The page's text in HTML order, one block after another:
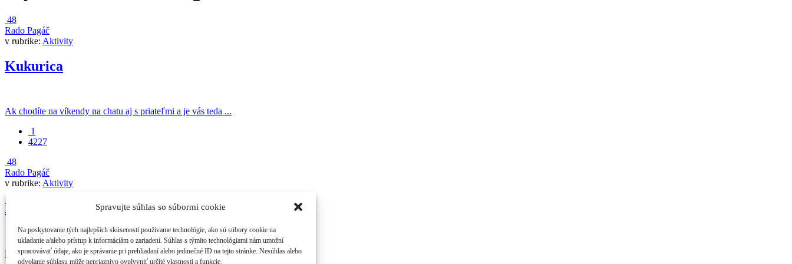
Spravujte súhlas so súbormi cookie
Na poskytovanie tých najlepších skúseností používame technológie, ako sú súbory cookie na
ukladanie a/alebo prístup k informáciám o zariadení. Súhlas s týmito technológiami nám umožní
spracovávať údaje, ako je správanie pri prehliadaní alebo jedinečné ID na tejto stránke. Nesúhlas alebo
odvolanie súhlasu môže nepriaznivo ovplyvniť určité vlastnosti a funkcie.
48
Rado Pagáč
v rubrike: Aktivity
Kukurica
Ak chodíte na víkendy na chatu aj s priateľmi a je vás teda ...
1
4227
48
Rado Pagáč
v rubrike: Aktivity
Hra s mincou
Hru, ktorú vám dnes predstavím, som hrával s kamarátmi ešte ako malý chlapec. ...